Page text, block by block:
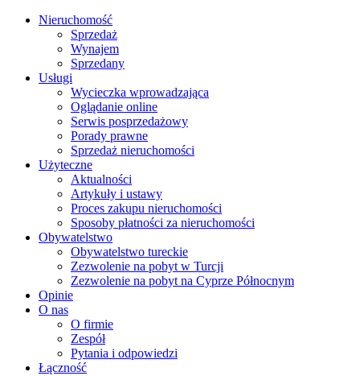
Nieruchomość
Sprzedaż
Wynajem
Sprzedany
Usługi
Wycieczka wprowadzająca
Oglądanie online
Serwis posprzedażowy
Porady prawne
Sprzedaż nieruchomości
Użyteczne
Aktualności
Artykuły i ustawy
Proces zakupu nieruchomości
Sposoby płatności za nieruchomości
Obywatelstwo
Obywatelstwo tureckie
Zezwolenie na pobyt w Turcji
Zezwolenie na pobyt na Cyprze Północnym
Opinie
O nas
O firmie
Zespół
Pytania i odpowiedzi
Łączność